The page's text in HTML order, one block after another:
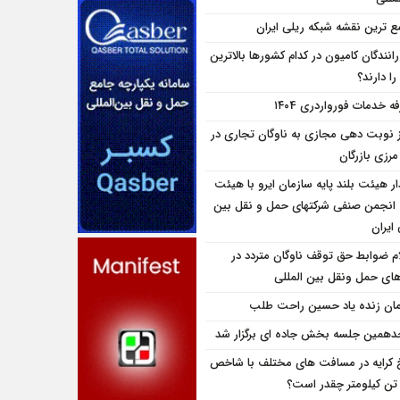
ترین نقشه شبکه ریلی ایران
کامیون در کدام کشورها بالاترین
دارند؟
خدمات فورواردری ۱۴۰4
نوبت دهی مجازی به ناوگان تجاری در
مرزی بازرگان
هیئت بلند پایه سازمان ایرو با هیئت
انجمن صنفی شرکتهای حمل و نقل بین
ایران
ضوابط حق توقف ناوگان متردد در
حمل ونقل بين المللى
زنده یاد حسین راحت طلب
جلسه بخش جاده ای برگزار شد
کرایه در مسافت‌ های مختلف با شاخص
کیلومتر چقدر است؟